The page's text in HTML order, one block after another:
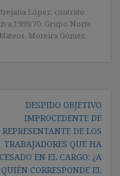
López, contrato
1999/70, Grupo Norte
, Moreira Gómez,
DESPIDO OBJETIVO
IMPROCEDENTE DE
REPRESENTANTE DE LOS
TRABAJADORES QUE HA
CESADO EN EL CARGO: ¿A
QUIÉN CORRESPONDE EL